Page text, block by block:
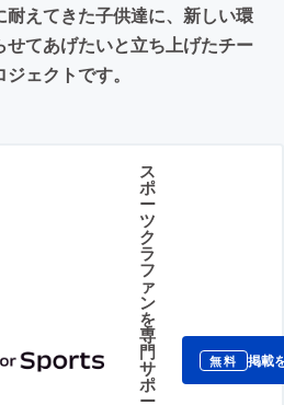
耐えてきた子供達に、新しい環
てあげたいと立ち上げたチー
ェクトです。
ス
ポ
ー
ツ
ク
ラ
フ
ァ
ン
を
専
門
サ
ポ
無料 掲載